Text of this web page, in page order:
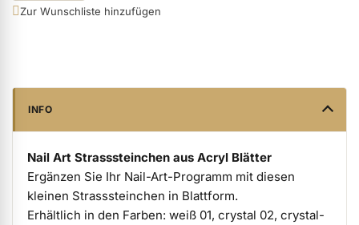
Zur Wunschliste hinzufügen
INFO
Nail Art Strasssteinchen aus Acryl Blätter
Ergänzen Sie Ihr Nail-Art-Programm mit diesen
kleinen Strasssteinchen in Blattform.
Erhältlich in den Farben: weiß 01, crystal 02, crystal-